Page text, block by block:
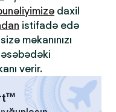
daxil
istifadə edə
məkanınızı
verir.